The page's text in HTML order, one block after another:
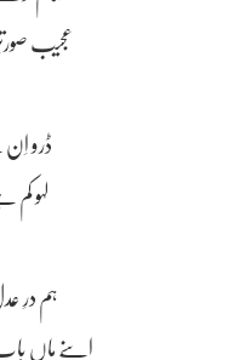
عجیب
ڈرو اِن
لہو
ہم درِ
اپنے ماں